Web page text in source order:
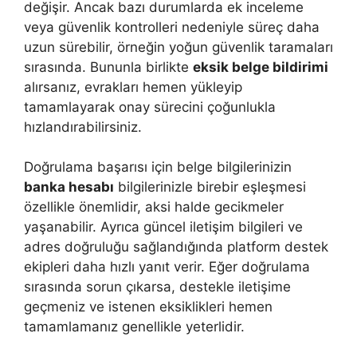
değişir. Ancak bazı durumlarda ek inceleme
veya güvenlik kontrolleri nedeniyle süreç daha
uzun sürebilir, örneğin yoğun güvenlik taramaları
sırasında. Bununla birlikte eksik belge bildirimi
alırsanız, evrakları hemen yükleyip
tamamlayarak onay sürecini çoğunlukla
hızlandırabilirsiniz.
Doğrulama başarısı için belge bilgilerinizin
banka hesabı bilgilerinizle birebir eşleşmesi
özellikle önemlidir, aksi halde gecikmeler
yaşanabilir. Ayrıca güncel iletişim bilgileri ve
adres doğruluğu sağlandığında platform destek
ekipleri daha hızlı yanıt verir. Eğer doğrulama
sırasında sorun çıkarsa, destekle iletişime
geçmeniz ve istenen eksiklikleri hemen
tamamlamanız genellikle yeterlidir.